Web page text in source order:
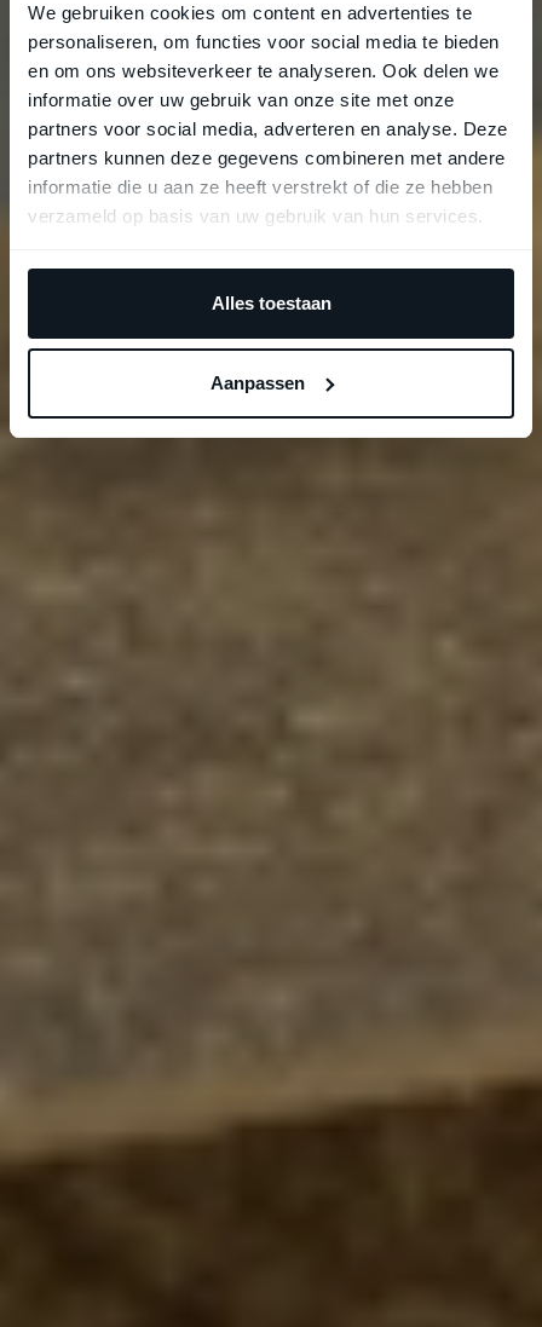
We gebruiken cookies om content en advertenties te
personaliseren, om functies voor social media te bieden
en om ons websiteverkeer te analyseren. Ook delen we
informatie over uw gebruik van onze site met onze
partners voor social media, adverteren en analyse. Deze
partners kunnen deze gegevens combineren met andere
informatie die u aan ze heeft verstrekt of die ze hebben
verzameld op basis van uw gebruik van hun services.
Alles toestaan
Aanpassen